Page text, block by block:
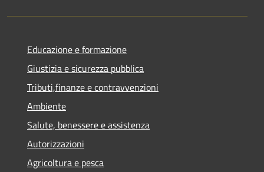
Educazione e formazione
Giustizia e sicurezza pubblica
Tributi,finanze e contravvenzioni
Ambiente
Salute, benessere e assistenza
Autorizzazioni
Agricoltura e pesca